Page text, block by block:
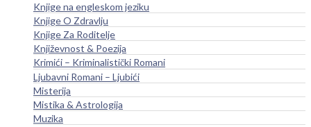
Knjige na engleskom jeziku
Knjige O Zdravlju
Knjige Za Roditelje
Književnost & Poezija
Krimići – Kriminalistički Romani
Ljubavni Romani – Ljubići
Misterija
Mistika & Astrologija
Muzika